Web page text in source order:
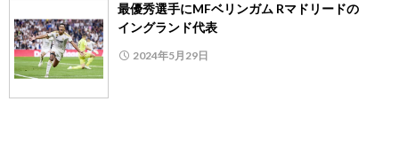
最優秀選手にMFベリンガム Rマドリードの
イングランド代表
2024年5月29日